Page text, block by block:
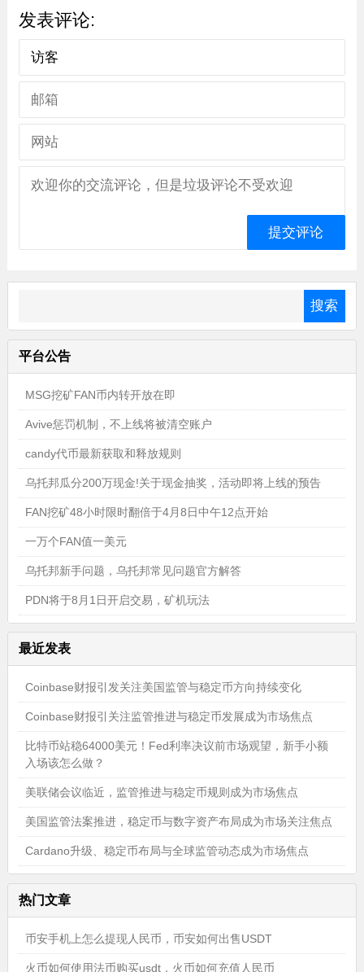
发表评论:
平台公告
MSG挖矿FAN币内转开放在即
Avive惩罚机制，不上线将被清空账户
candy代币最新获取和释放规则
乌托邦瓜分200万现金!关于现金抽奖，活动即将上线的预告
FAN挖矿48小时限时翻倍于4月8日中午12点开始
一万个FAN值一美元
乌托邦新手问题，乌托邦常见问题官方解答
PDN将于8月1日开启交易，矿机玩法
最近发表
Coinbase财报引发关注美国监管与稳定币方向持续变化
Coinbase财报引关注监管推进与稳定币发展成为市场焦点
比特币站稳64000美元！Fed利率决议前市场观望，新手小额
入场该怎么做？
美联储会议临近，监管推进与稳定币规则成为市场焦点
美国监管法案推进，稳定币与数字资产布局成为市场关注焦点
Cardano升级、稳定币布局与全球监管动态成为市场焦点
热门文章
币安手机上怎么提现人民币，币安如何出售USDT
火币如何使用法币购买usdt，火币如何充值人民币